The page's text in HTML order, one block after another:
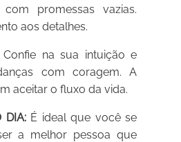
promessas vazias.
aos detalhes.
na sua intuição e
com coragem. A
aceitar o fluxo da vida.
DIA:É ideal que você se
a melhor pessoa que